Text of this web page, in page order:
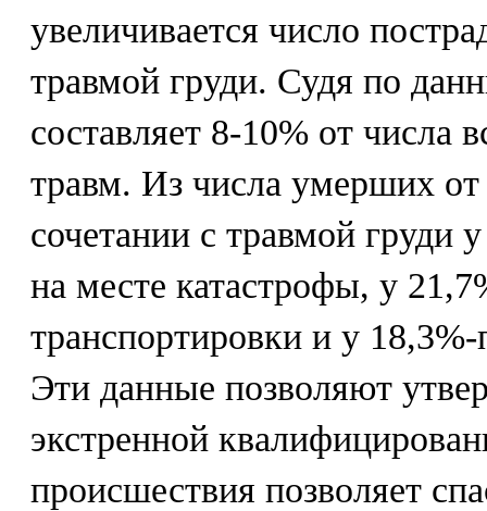
увеличивается число
травмой груди. Судя по
составляет 8-10% от числа
травм. Из числа умерших
сочетании с травмой груди
на месте катастрофы, у
транспортировки и у
Эти данные позволяют
экстренной
происшествия позволяет